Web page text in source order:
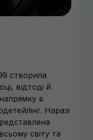
створила
відтоді й
в
Наразі
світу та